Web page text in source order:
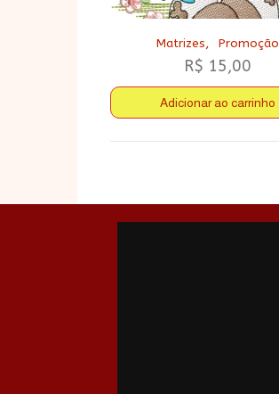
Matrizes, Promoção
R$ 15,00
Adicionar ao carrinho